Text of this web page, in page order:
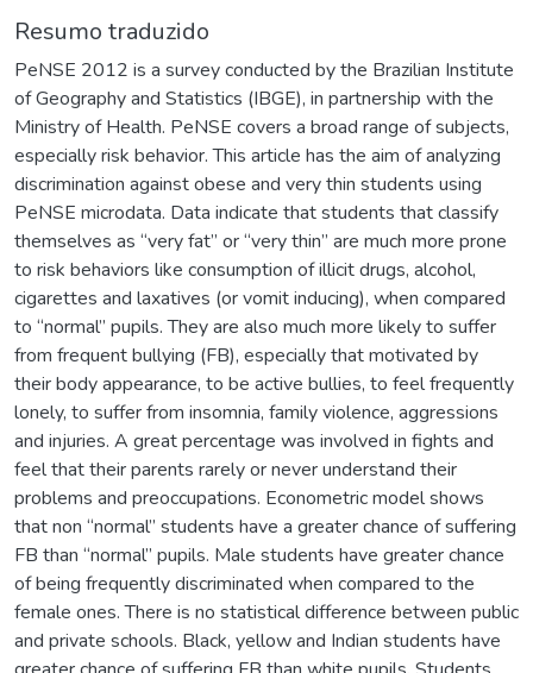
Resumo traduzido
PeNSE 2012 is a survey conducted by the Brazilian Institute
of Geography and Statistics (IBGE), in partnership with the
Ministry of Health. PeNSE covers a broad range of subjects,
especially risk behavior. This article has the aim of analyzing
discrimination against obese and very thin students using
PeNSE microdata. Data indicate that students that classify
themselves as “very fat” or “very thin” are much more prone
to risk behaviors like consumption of illicit drugs, alcohol,
cigarettes and laxatives (or vomit inducing), when compared
to “normal” pupils. They are also much more likely to suffer
from frequent bullying (FB), especially that motivated by
their body appearance, to be active bullies, to feel frequently
lonely, to suffer from insomnia, family violence, aggressions
and injuries. A great percentage was involved in fights and
feel that their parents rarely or never understand their
problems and preoccupations. Econometric model shows
that non “normal” students have a greater chance of suffering
FB than “normal” pupils. Male students have greater chance
of being frequently discriminated when compared to the
female ones. There is no statistical difference between public
and private schools. Black, yellow and Indian students have